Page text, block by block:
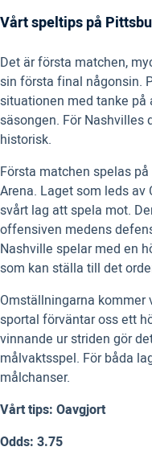
Vårt speltips på
Det är första matchen,
sin första final någonsin.
situationen med tanke
säsongen. För Nashvilles
historisk.
Första matchen spelas
Arena. Laget som leds
svårt lag att spela mot.
offensiven medens
Nashville spelar med en
som kan ställa till det
Omställningarna kommer
sportal förväntar oss ett
vinnande ur striden gör
målvaktsspel. För båda
målchanser.
Vårt tips: Oavgjort
Odds: 3.75